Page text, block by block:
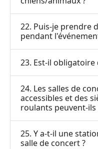
22. Puis-je prendre
pendant
23. Est-il
24. Les salles de
accessibles et des
roulants peuvent-ils
25. Y a-t-il une
salle de concert ?